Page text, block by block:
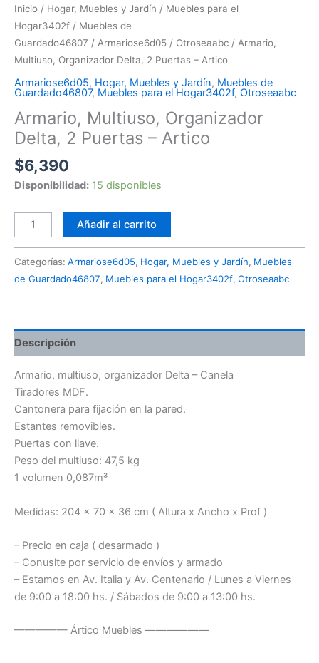
Inicio / Hogar, Muebles y Jardín / Muebles para el
Hogar3402f / Muebles de
Guardado46807 / Armariose6d05 / Otroseaabc / Armario,
Multiuso, Organizador Delta, 2 Puertas – Artico
Armariose6d05, Hogar, Muebles y Jardín, Muebles de
Guardado46807, Muebles para el Hogar3402f, Otroseaabc
Armario, Multiuso, Organizador
Delta, 2 Puertas – Artico
$6,390
Disponibilidad: 15 disponibles
Añadir al carrito
Categorías: Armariose6d05, Hogar, Muebles y Jardín, Muebles
de Guardado46807, Muebles para el Hogar3402f, Otroseaabc
Descripción
Armario, multiuso, organizador Delta – Canela
Tiradores MDF.
Cantonera para fijación en la pared.
Estantes removibles.
Puertas con llave.
Peso del multiuso: 47,5 kg
1 volumen 0,087m³
Medidas: 204 x 70 x 36 cm ( Altura x Ancho x Prof )
– Precio en caja ( desarmado )
– Conuslte por servicio de envíos y armado
– Estamos en Av. Italia y Av. Centenario / Lunes a Viernes
de 9:00 a 18:00 hs. / Sábados de 9:00 a 13:00 hs.
————— Ártico Muebles ——————